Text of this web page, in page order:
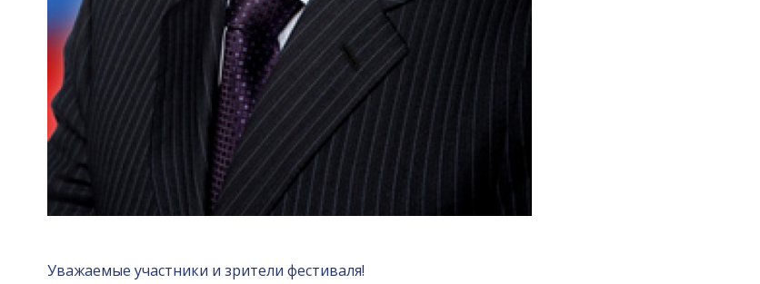
Уважаемые участники и зрители фестиваля!